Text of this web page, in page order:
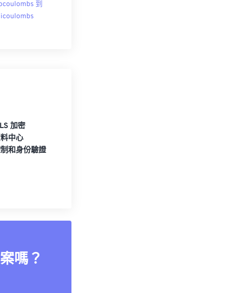
到
加密
中心
和身份驗證
嗎？